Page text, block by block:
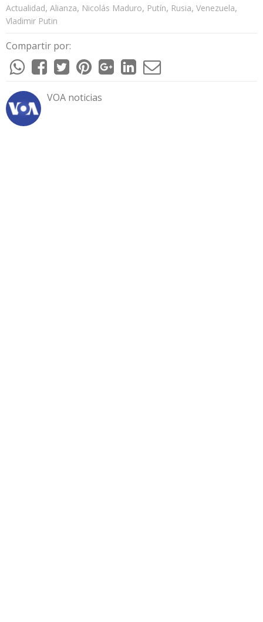
Actualidad, Alianza, Nicolás Maduro, Putín, Rusia, Venezuela,
Vladimir Putin
Compartir por:
VOA noticias